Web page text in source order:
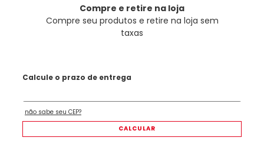
Compre e retire na loja
Compre seu produtos e retire na loja sem
taxas